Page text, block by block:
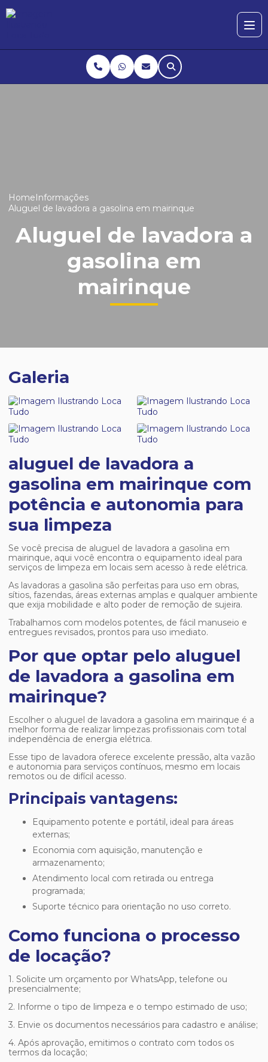
HomeInformações
Aluguel de lavadora a gasolina em mairinque
Aluguel de lavadora a
gasolina em
mairinque
Galeria
aluguel de lavadora a
gasolina em mairinque com
potência e autonomia para
sua limpeza
Se você precisa de aluguel de lavadora a gasolina em
mairinque, aqui você encontra o equipamento ideal para
serviços de limpeza em locais sem acesso à rede elétrica.
As lavadoras a gasolina são perfeitas para uso em obras,
sítios, fazendas, áreas externas amplas e qualquer ambiente
que exija mobilidade e alto poder de remoção de sujeira.
Trabalhamos com modelos potentes, de fácil manuseio e
entregues revisados, prontos para uso imediato.
Por que optar pelo aluguel
de lavadora a gasolina em
mairinque?
Escolher o aluguel de lavadora a gasolina em mairinque é a
melhor forma de realizar limpezas profissionais com total
independência de energia elétrica.
Esse tipo de lavadora oferece excelente pressão, alta vazão
e autonomia para serviços contínuos, mesmo em locais
remotos ou de difícil acesso.
Principais vantagens:
Equipamento potente e portátil, ideal para áreas
externas;
Economia com aquisição, manutenção e
armazenamento;
Atendimento local com retirada ou entrega
programada;
Suporte técnico para orientação no uso correto.
Como funciona o processo
de locação?
1. Solicite um orçamento por WhatsApp, telefone ou
presencialmente;
2. Informe o tipo de limpeza e o tempo estimado de uso;
3. Envie os documentos necessários para cadastro e análise;
4. Após aprovação, emitimos o contrato com todos os
termos da locação;